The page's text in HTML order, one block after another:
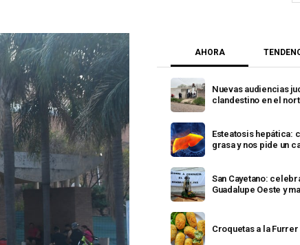
AHORA
Nuevas audiencias
clandestino en el
Esteatosis hepática:
grasa y nos pide un
San Cayetano:
Guadalupe Oeste y
Croquetas a la Furrer